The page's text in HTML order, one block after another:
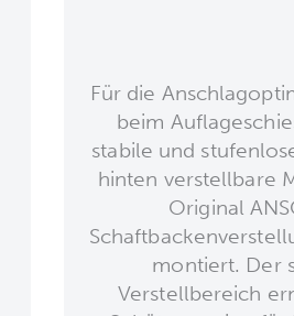
Für die
beim
stabile und
hinten verstellbare
Original
montiert. Der
Verstellbereich